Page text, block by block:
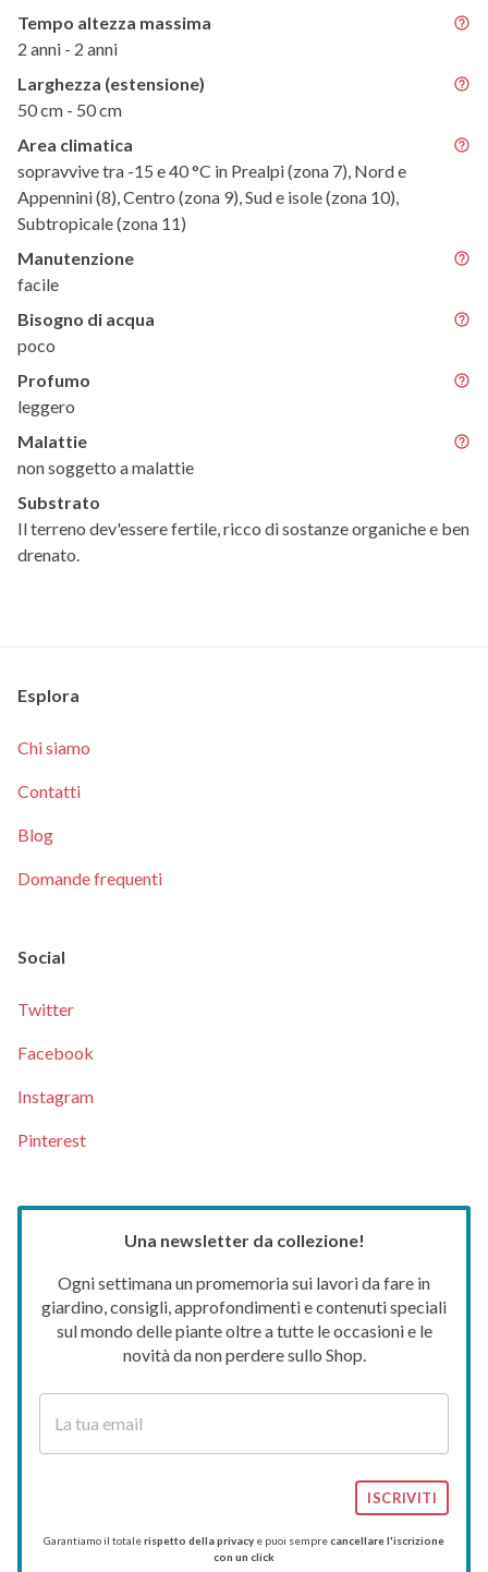
Tempo altezza massima
2 anni - 2 anni
Larghezza (estensione)
50 cm - 50 cm
Area climatica
sopravvive tra -15 e 40 °C in Prealpi (zona 7), Nord e
Appennini (8), Centro (zona 9), Sud e isole (zona 10),
Subtropicale (zona 11)
Manutenzione
facile
Bisogno di acqua
poco
Profumo
leggero
Malattie
non soggetto a malattie
Substrato
Il terreno dev'essere fertile, ricco di sostanze organiche e ben
drenato.
Esplora
Chi siamo
Contatti
Blog
Domande frequenti
Social
Twitter
Facebook
Instagram
Pinterest
Una newsletter da collezione!
Ogni settimana un promemoria sui lavori da fare in
giardino, consigli, approfondimenti e contenuti speciali
sul mondo delle piante oltre a tutte le occasioni e le
novità da non perdere sullo Shop.
ISCRIVITI
Garantiamo il totalerispetto della privacy e puoi semprecancellare l'iscrizione
con un click